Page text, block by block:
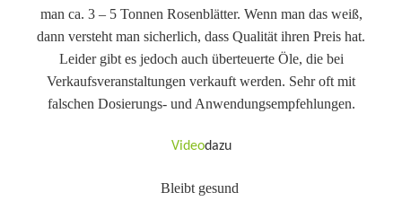
man ca. 3 – 5 Tonnen Rosenblätter. Wenn man das weiß,
dann versteht man sicherlich, dass Qualität ihren Preis hat.
Leider gibt es jedoch auch überteuerte Öle, die bei
Verkaufsveranstaltungen verkauft werden. Sehr oft mit
falschen Dosierungs- und Anwendungsempfehlungen.
Videodazu
Bleibt gesund